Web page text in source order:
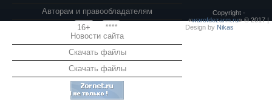
Авторам и правообладателям
16+
****
Новости сайта
Скачать файлы
Скачать файлы
Copyright -
«warofdezarm.ru» © 2017 |
Design by Nikas